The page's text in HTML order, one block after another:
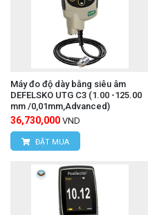
Máy đo độ dày bằng siêu âm
DEFELSKO UTG C3 (1.00 -125.00
mm /0,01mm,Advanced)
36,730,000 VND
ĐẶT MUA